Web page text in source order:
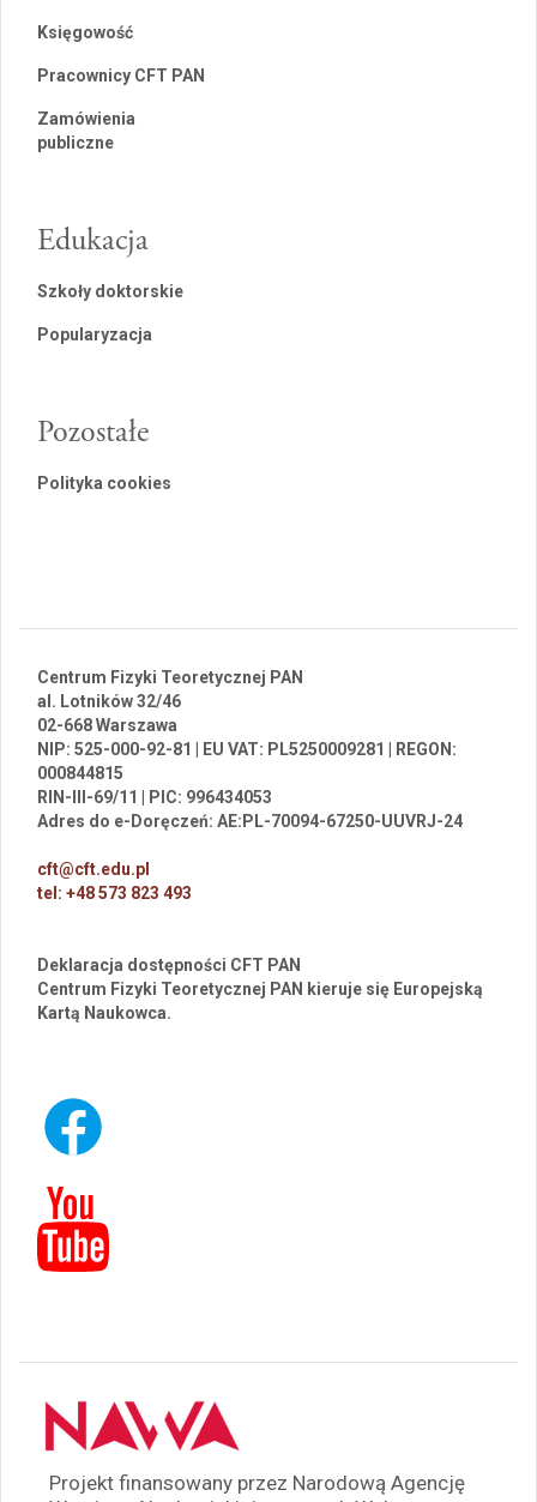
Księgowość
Pracownicy CFT PAN
Zamówienia
publiczne
Edukacja
Szkoły doktorskie
Popularyzacja
Pozostałe
Polityka cookies
Centrum Fizyki Teoretycznej PAN
al. Lotników 32/46
02-668 Warszawa
NIP: 525-000-92-81 | EU VAT: PL5250009281 | REGON:
000844815
RIN-III-69/11 | PIC: 996434053
Adres do e-Doręczeń: AE:PL-70094-67250-UUVRJ-24
cft@cft.edu.pl
tel: +48 573 823 493
Deklaracja dostępności CFT PAN
Centrum Fizyki Teoretycznej PAN kieruje się Europejską
Kartą Naukowca.
Projekt finansowany przez Narodową Agencję